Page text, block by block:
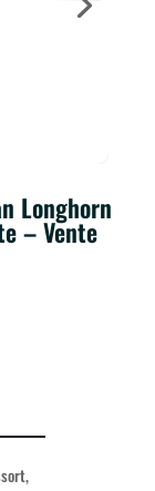
Longhorn
– Vente